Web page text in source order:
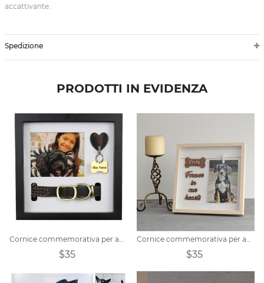
accattivante.
Spedizione
PRODOTTI IN EVIDENZA
$35 $35